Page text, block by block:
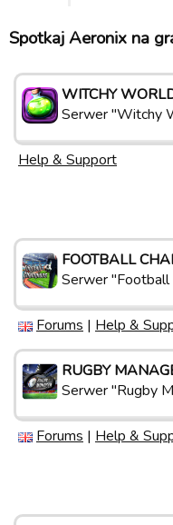
Spotkaj Aeronix na
WITCHY
Serwer "Witchy
Help & Support
FOOTBALL
Serwer "Football
Forums | Help &
RUGBY
Serwer "Rugby
Forums | Help &